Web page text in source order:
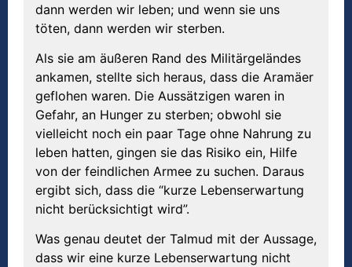
dann werden wir leben; und wenn sie uns
töten, dann werden wir sterben.
Als sie am äußeren Rand des Militärgeländes
ankamen, stellte sich heraus, dass die Aramäer
geflohen waren. Die Aussätzigen waren in
Gefahr, an Hunger zu sterben; obwohl sie
vielleicht noch ein paar Tage ohne Nahrung zu
leben hatten, gingen sie das Risiko ein, Hilfe
von der feindlichen Armee zu suchen. Daraus
ergibt sich, dass die “kurze Lebenserwartung
nicht berücksichtigt wird”.
Was genau deutet der Talmud mit der Aussage,
dass wir eine kurze Lebenserwartung nicht